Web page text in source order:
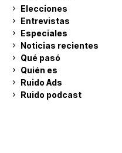
Elecciones
Entrevistas
Especiales
Noticias recientes
Qué pasó
Quién es
Ruido Ads
Ruido podcast